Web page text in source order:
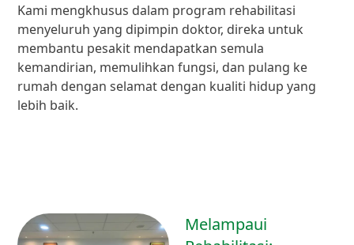
Kami mengkhusus dalam program rehabilitasi
menyeluruh yang dipimpin doktor, direka untuk
membantu pesakit mendapatkan semula
kemandirian, memulihkan fungsi, dan pulang ke
rumah dengan selamat dengan kualiti hidup yang
lebih baik.
Melampaui